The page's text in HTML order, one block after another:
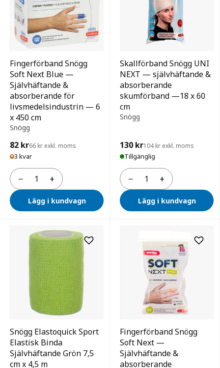
Fingerförband Snögg
Soft Next Blue —
Självhäftande &
absorberande för
livsmedelsindustrin — 6
x 450 cm
Snögg
82 kr66 kr exkl. moms
3 kvar
−
Antal +
Lägg i kundvagn
Skallförband Snögg UNI
NEXT — självhäftande &
absorberande
skumförband —18 x 60
cm
Snögg
130 kr104 kr exkl. moms
Tillgänglig
−
Antal +
Lägg i kundvagn
Snögg Elastoquick Sport
Elastisk Binda
Självhäftande Grön 7,5
cm x 4,5 m
Fingerförband Snögg
Soft Next —
Självhäftande &
absorberande